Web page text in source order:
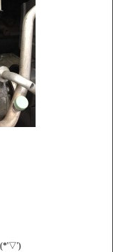
(*'▽')